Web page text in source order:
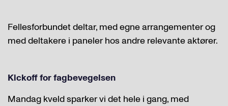
Fellesforbundet deltar, med egne arrangementer og
med deltakere i paneler hos andre relevante aktører.
Kickoff for fagbevegelsen
Mandag kveld sparker vi det hele i gang, med